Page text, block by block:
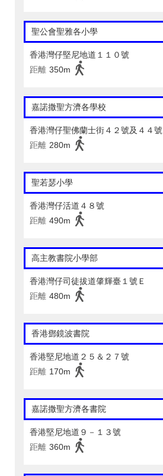
聖公會聖雅各小學
香港灣仔堅尼地道１１０號
距離 350m
嘉諾撒聖方濟各學校
香港灣仔聖佛蘭士街４２號及４４號
距離 280m
聖若瑟小學
香港灣仔活道４８號
距離 490m
高主教書院小學部
香港灣仔司徒拔道肇輝臺１號Ｅ
距離 480m
香港鄧鏡波書院
香港堅尼地道２５＆２７號
距離 170m
嘉諾撒聖方濟各書院
香港堅尼地道９－１３號
距離 360m